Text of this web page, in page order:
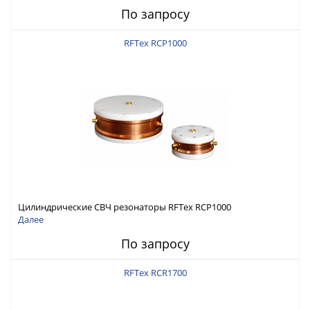
По запросу
RFTex RCP1000
Цилиндрические СВЧ резонаторы RFTex RCP1000
Далее
По запросу
RFTex RCR1700